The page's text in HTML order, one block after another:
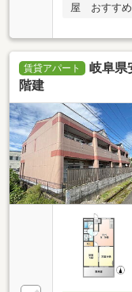
屋 おすす
賃貸アパート
岐阜県
階建